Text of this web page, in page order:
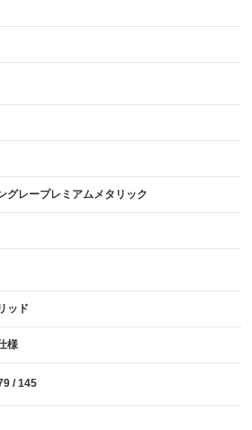
グレープレミアムメタリック
ッド
様
/ 145